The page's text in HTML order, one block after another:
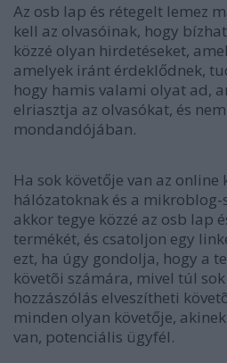
Az osb lap és rétegelt lemez
kell az olvasóinak, hogy
közzé olyan hirdetéseket,
amelyek iránt érdeklődnek,
hogy hamis valami olyat ad,
elriasztja az olvasókat, és
mondandójában.
Ha sok követője van az online
hálózatoknak és a
akkor tegye közzé az osb lap
termékét, és csatoljon egy
ezt, ha úgy gondolja, hogy a
követõi számára, mivel túl
hozzászólás elveszítheti
minden olyan követője,
van, potenciális ügyfél.